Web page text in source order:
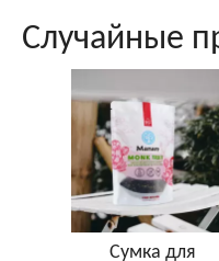
Случайные
Сумка для